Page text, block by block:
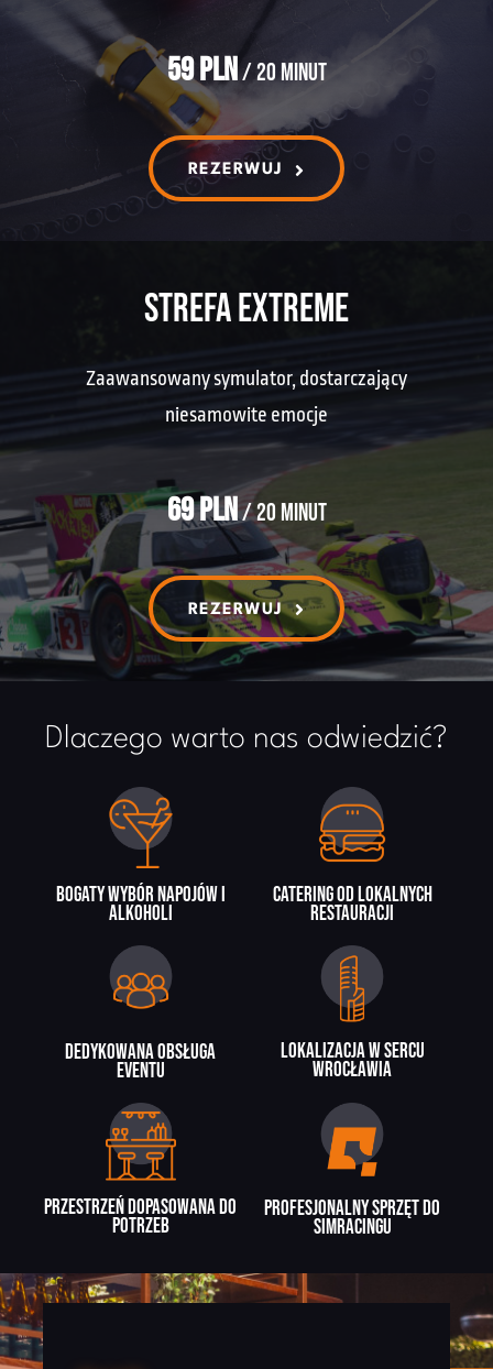
59 PLN/ 20 minut
REZERWUJ
STREFA EXTREME
Zaawansowany symulator, dostarczający
niesamowite emocje
69 PLN/ 20 minut
REZERWUJ
Dlaczego warto nas odwiedzić?
Bogaty wybór napojów i
alkoholi
Catering od lokalnych
restauracji
Dedykowana obsługa
eventu
Lokalizacja w sercu
Wrocławia
Przestrzeń dopasowana do
potrzeb
Profesjonalny sprzęt do
simracingu